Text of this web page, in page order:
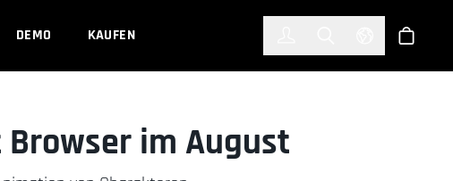
DEMO KAUFEN Select Shop
im August